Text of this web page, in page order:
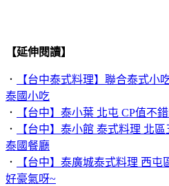
【延伸閱讀】
．
【台中泰式料理】聯合泰式小
泰國小吃
．
【台中】泰小葉 北屯 CP值不
．
【台中】泰小館 泰式料理 北
泰國餐廳
．
【台中】泰廣城泰式料理 西
好豪氣呀~